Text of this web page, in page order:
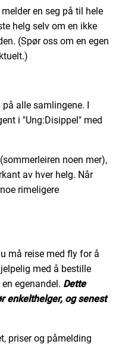
en seg på til hele
helg selv om en ikke
(Spør oss om en egen
alle samlingene. I
i "Ung:Disippel" med
noen mer),
av hver helg. Når
rimeligere
må reise med fly for å
med å bestille
egenandel. Dette
enkelthelger, og senest
priser og påmelding